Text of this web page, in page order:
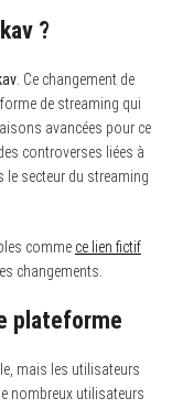
?
. Ce changement de
de streaming qui
avancées pour ce
controverses liées à
le secteur du streaming
comme ce lien fictif
changements.
plateforme
mais les utilisateurs
nombreux utilisateurs